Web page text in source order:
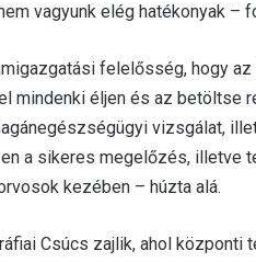
vagyunk elég hatékonyak –
felelősség, hogy
mindenki éljen és az betöltse
vizsgálat,
a sikeres megelőzés, illetve
kezében – húzta alá.
Csúcs zajlik, ahol központi